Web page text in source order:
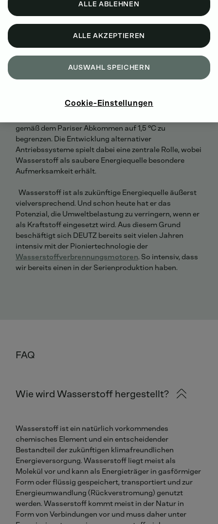
DIE TECHNOLOGIE VON MORGEN WIRKT
SICH SCHON HEUTE AUS
weltweit weitreichende Maßnahmen, um ihre
gemäß dem Pariser Abkommen auf 1,5 °C zu
begrenzen. Die Entwicklung alternativer
Antriebssysteme spielt dabei eine zentrale Rolle, wobei
Wasserstoff als saubere Energiequelle besondere
Aufmerksamkeit erhält.
Wasserstoff ist als zukünftige Energiequelle äußerst
vielversprechend. Und schon heute hat er das
Potenzial, die Umweltbelastung zu verringern, wenn er
als Kraftstoff eingesetzt wird. Aus diesem Grund
beschäftigt sich DEUTZ bereits seit vielen Jahren
intensiv mit der Pioniertechnologie der
Wasserstoffverbrennungsmotoren. So intensiv, dass
wir bereits einen in der Serienproduktion haben.
FAQ
Wie wird Wasserstoff hergestellt?
Wasserstoff ist ein natürlich vorkommendes
chemisches Element und ein entscheidender
Bestandteil der zukünftigen klimafreundlichen
Energieversorgung. Wasserstoff liegt meist als
Molekül vor und kann als Energieträger in gasförmiger
Form oder flüssig gespeichert, transportiert und zur
Energieumwandlung (Rückverstromung) genutzt
werden. Wasserstoff kommt meist in der Natur in
Form von Verbindungen vor und muss daher unter
ALLE ABLEHNEN
ALLE AKZEPTIEREN
AUSWAHL SPEICHERN
Cookie-Einstellungen